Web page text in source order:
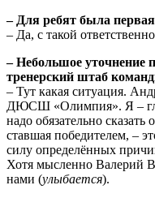
– Для ребят была
– Да, с такой
– Небольшое уточнение
тренерский штаб
– Тут какая ситуация.
ДЮСШ «Олимпия». Я –
надо обязательно
ставшая победителем, –
силу определённых
Хотя мысленно Валерий
нами (улыбается).